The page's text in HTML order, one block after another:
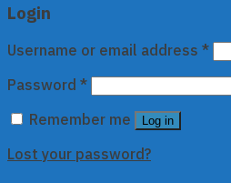
Login
Username or email address *
Password *
Remember me
Log in
Lost your password?